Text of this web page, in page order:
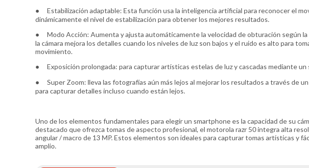
●
Estabilización adaptable: Esta función usa la inteligencia artificial para reconocer el
dinámicamente el nivel de estabilización para obtener los mejores resultados.
●
Modo Acción: Aumenta y ajusta automáticamente la velocidad de obturación según
la cámara mejora los detalles cuando los niveles de luz son bajos y el ruido es alto para
movimiento.
●
Exposición prolongada: para capturar artísticas estelas de luz y cascadas mediante
●
Super Zoom: lleva las fotografías aún más lejos al mejorar los resultados a través de
para capturar detalles incluso cuando están lejos.
Uno de los elementos fundamentales para elegir un smartphone es la capacidad de su
destacado que ofrezca tomas de aspecto profesional, el motorola razr 50 integra alta
angular / macro de 13 MP. Estos elementos son ideales para capturar tomas artísticas y
amplio.